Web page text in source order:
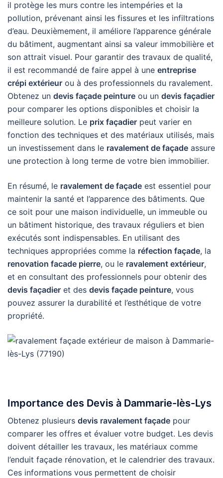
il protège les murs contre les intempéries et la
pollution, prévenant ainsi les fissures et les infiltrations
d’eau. Deuxièmement, il améliore l’apparence générale
du bâtiment, augmentant ainsi sa valeur immobilière et
son attrait visuel. Pour garantir des travaux de qualité,
il est recommandé de faire appel à une entreprise
crépi extérieur ou à des professionnels du ravalement.
Obtenez un devis façade peinture ou un devis façadier
pour comparer les options disponibles et choisir la
meilleure solution. Le prix façadier peut varier en
fonction des techniques et des matériaux utilisés, mais
un investissement dans le ravalement de façade assure
une protection à long terme de votre bien immobilier.
En résumé, le ravalement de façade est essentiel pour
maintenir la santé et l’apparence des bâtiments. Que
ce soit pour une maison individuelle, un immeuble ou
un bâtiment historique, des travaux réguliers et bien
exécutés sont indispensables. En utilisant des
techniques appropriées comme la réfection façade, la
renovation facade pierre, ou le ravalement extérieur,
et en consultant des professionnels pour obtenir des
devis façadier et des devis façade peinture, vous
pouvez assurer la durabilité et l’esthétique de votre
propriété.
Importance des Devis à Dammarie-lès-Lys
Obtenez plusieurs devis ravalement façade pour
comparer les offres et évaluer votre budget. Les devis
doivent détailler les travaux, les matériaux comme
l’enduit façade rénovation, et le calendrier des travaux.
Ces informations vous permettent de choisir